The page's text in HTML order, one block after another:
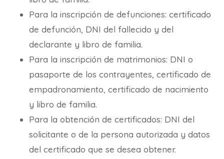
Para la inscripción de defunciones: certificado
de defunción, DNI del fallecido y del
declarante y libro de familia.
Para la inscripción de matrimonios: DNI o
pasaporte de los contrayentes, certificado de
empadronamiento, certificado de nacimiento
y libro de familia.
Para la obtención de certificados: DNI del
solicitante o de la persona autorizada y datos
del certificado que se desea obtener.